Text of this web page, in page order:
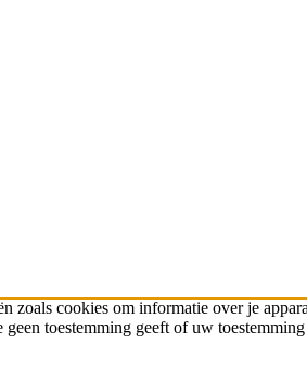
zoals cookies om informatie over je
toestemming geeft of uw